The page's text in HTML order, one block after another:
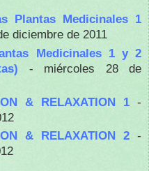
Plantas Medicinales 1
diciembre de 2011
Medicinales 1 y 2
- miércoles 28 de
& RELAXATION 1 -
& RELAXATION 2 -